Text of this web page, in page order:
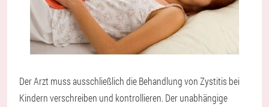
Der Arzt muss ausschließlich die Behandlung von Zystitis bei
Kindern verschreiben und kontrollieren. Der unabhängige